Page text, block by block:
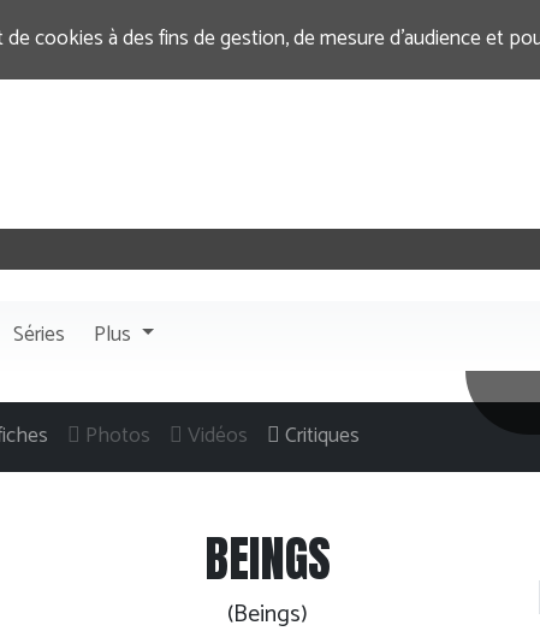
cookies à des fins de gestion, de mesure d’audience et
Séries Plus
Photos Vidéos Critiques
BEINGS
(Beings)